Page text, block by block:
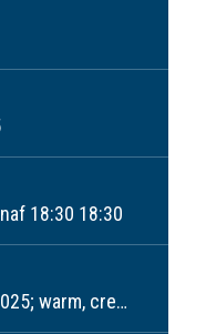
18:30 18:30
weer een groot succes!